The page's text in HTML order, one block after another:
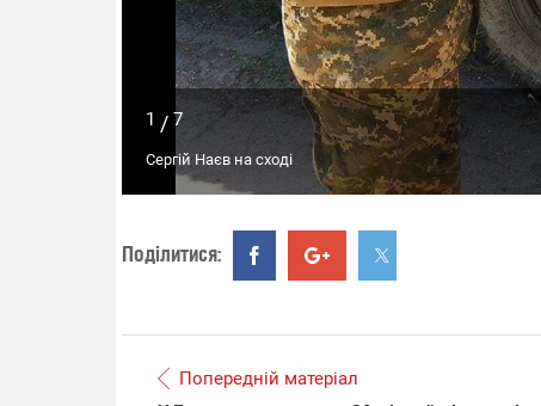
1 / 7
Сергій Наєв на сході
Поділитися:
Попередній матеріал